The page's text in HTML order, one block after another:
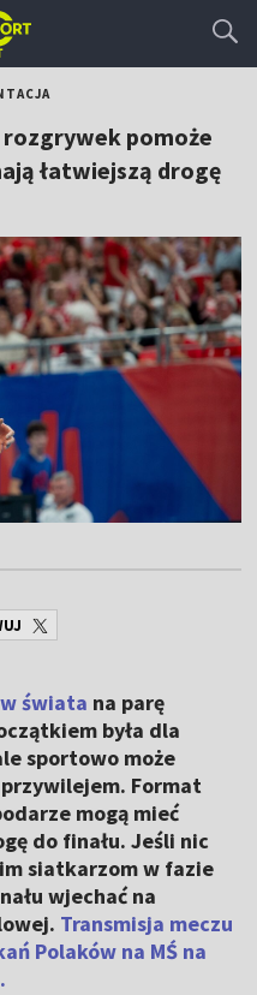
pomoże
łatwiejszą drogę
świata na parę
była dla
sportowo może
Format
mogą mieć
do finału. Jeśli nic
siatkarzom w fazie
wjechać na
Transmisja meczu
Polaków na MŚ na